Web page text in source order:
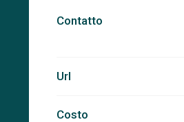
Contatto
Url
Costo